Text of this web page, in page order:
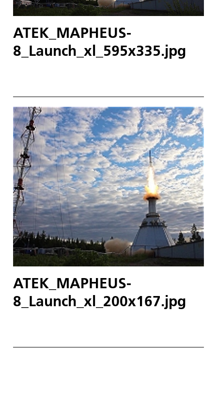
ATEK_MAPHEUS-
8_Launch_xl_595x335.jpg
ATEK_MAPHEUS-
8_Launch_xl_200x167.jpg